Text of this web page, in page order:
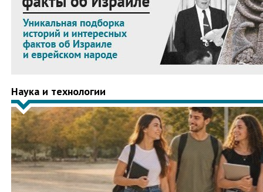
Наука и технологии